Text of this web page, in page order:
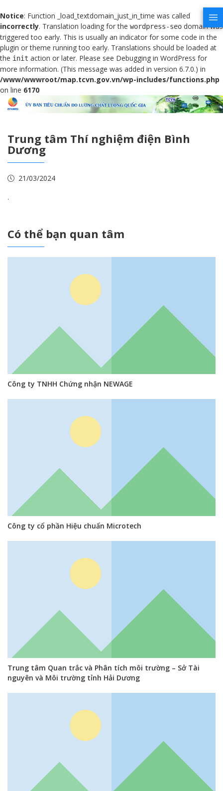
Notice: Function _load_textdomain_just_in_time was called
incorrectly. Translation loading for the wordpress-seo domain was
triggered too early. This is usually an indicator for some code in the
plugin or theme running too early. Translations should be loaded at
the init action or later. Please see Debugging in WordPress for
more information. (This message was added in version 6.7.0.) in
/www/wwwroot/map.tcvn.gov.vn/wp-includes/functions.php
on line 6170
Trung tâm Thí nghiệm điện Bình
Dương
21/03/2024
.
Có thể bạn quan tâm
Công ty TNHH Chứng nhận NEWAGE
Công ty cổ phần Hiệu chuẩn Microtech
Trung tâm Quan trắc và Phân tích môi trường – Sở Tài
nguyên và Môi trường tỉnh Hải Dương